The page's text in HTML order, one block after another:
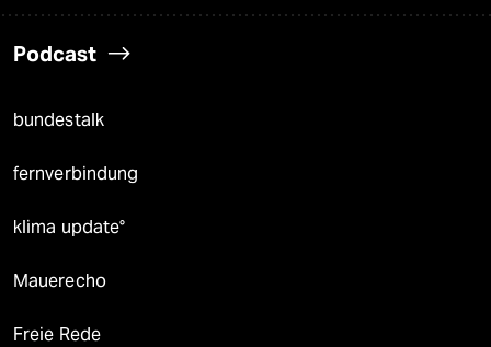
Podcast
bundestalk
fernverbindung
klima update°
Mauerecho
Freie Rede